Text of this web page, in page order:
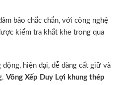
bảo chắc chắn, với công nghệ
kiểm tra khắt khe trong qua
hiện đại, dễ dàng cất giữ và
Võng Xếp Duy Lợi khung thép